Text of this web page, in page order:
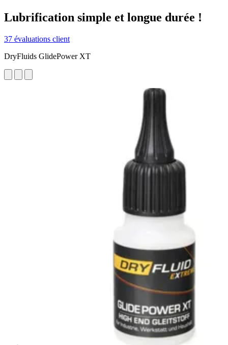
Lubrification simple et longue durée !
37 évaluations client
DryFluids GlidePower XT